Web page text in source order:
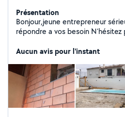
Présentation
Bonjour,jeune entrepreneur
répondre a vos besoin N'hésitez pas a me contacter
Aucun avis pour l'instant